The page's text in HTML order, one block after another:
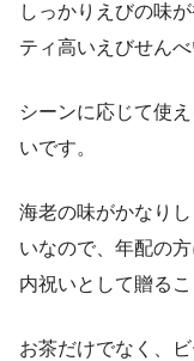
しっかりえびの味
ティ高いえびせんべ
シーンに応じて使
いです。
海老の味がかなり
いなので、年配の
内祝いとして贈る
お茶だけでなく、